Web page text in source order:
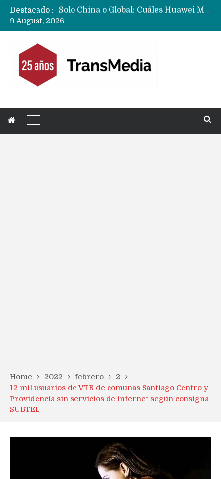
Destacado :
Data Centers de Huawei en Chile, México, Brasil,Perú y Argentina podrían verse afectados por arremetida de EE.UU
9 August, 2026
Home 2022 febrero
2
12 mil usuarios de VTR de comunas Santiago Centro y
Providencia sin servicios de internet según consigna
SUBTEL